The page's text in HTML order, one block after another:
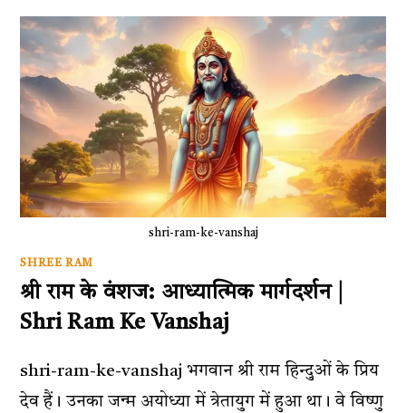
shri-ram-ke-vanshaj
SHREE RAM
श्री राम के वंशज: आध्यात्मिक मार्गदर्शन |
Shri Ram Ke Vanshaj
shri-ram-ke-vanshaj भगवान श्री राम हिन्दुओं के प्रिय
देव हैं। उनका जन्म अयोध्या में त्रेतायुग में हुआ था। वे विष्णु